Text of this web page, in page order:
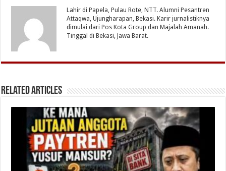
Lahir di Papela, Pulau Rote, NTT. Alumni Pesantren
Attaqwa, Ujungharapan, Bekasi. Karir jurnalistiknya
dimulai dari Pos Kota Group dan Majalah Amanah.
Tinggal di Bekasi, Jawa Barat.
Related Articles